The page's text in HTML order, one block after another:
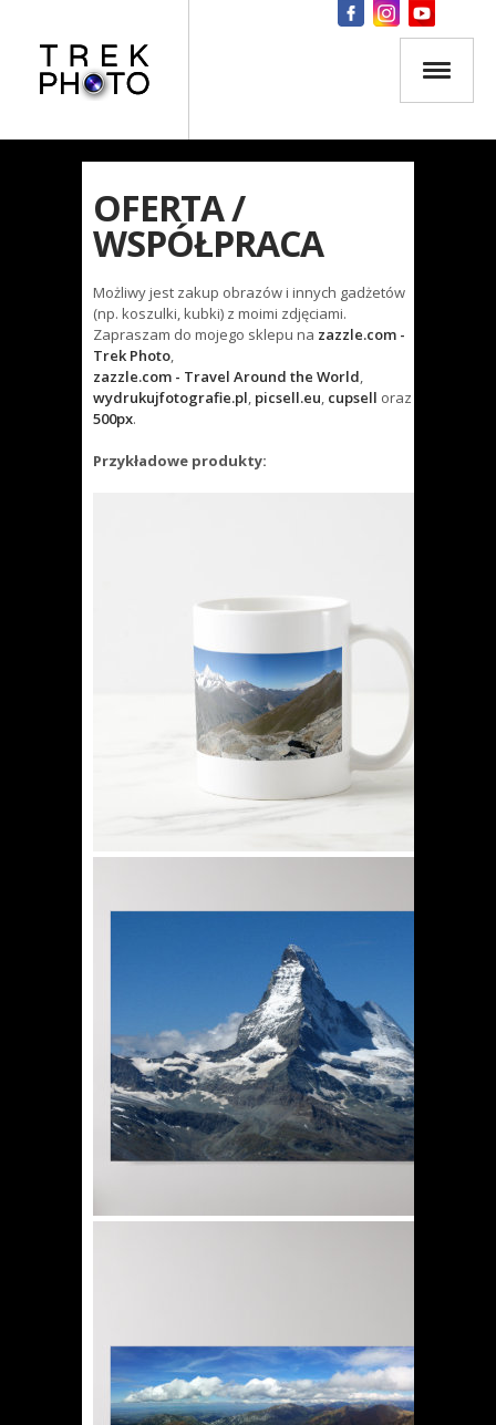
OFERTA /
WSPÓŁPRACA
Możliwy jest zakup obrazów i innych gadżetów
(np. koszulki, kubki) z moimi zdjęciami.
Zapraszam do mojego sklepu na zazzle.com -
Trek Photo,
zazzle.com - Travel Around the World,
wydrukujfotografie.pl, picsell.eu, cupsell oraz
500px.
Przykładowe produkty: